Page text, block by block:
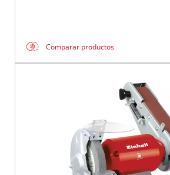
Comparar productos